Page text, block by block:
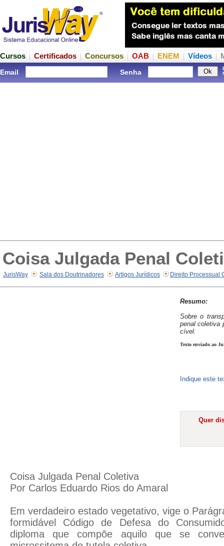
Cursos Certificados Concursos OAB ENEM Vídeos
Email Senha
Coisa Julgada Penal
JurisWay Sala dos Doutrinadores Artigos Jurídicos Direito Processual
Resumo:
Sobre o
penal coletiva
cível.
Texto enviado ao
Indique este
Quer
Coisa Julgada Penal Coletiva
Por Carlos Eduardo Rios do Amaral
Em verdadeiro estado vegetativo, vige o
formidável Código de Defesa do
diploma que compõe aquilo que se